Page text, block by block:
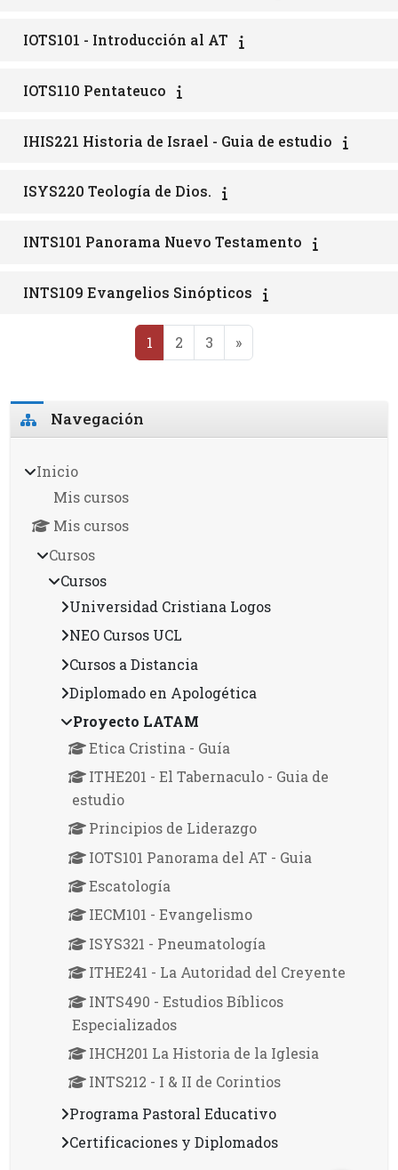
IOTS101 - Introducción al AT
IOTS110 Pentateuco
IHIS221 Historia de Israel - Guia de estudio
ISYS220 Teología de Dios.
INTS101 Panorama Nuevo Testamento
INTS109 Evangelios Sinópticos
1 Página 1
2Página 2
3Página 3
»Página siguiente
Bloques
Omitir Navegación
Navegación
Inicio
Mis cursos
Mis cursos
Cursos
Cursos
Universidad Cristiana Logos
NEO Cursos UCL
Cursos a Distancia
Diplomado en Apologética
Proyecto LATAM
Etica Cristina - Guía
ITHE201 - El Tabernaculo - Guia de
estudio
Principios de Liderazgo
IOTS101 Panorama del AT - Guia
Escatología
IECM101 - Evangelismo
ISYS321 - Pneumatología
ITHE241 - La Autoridad del Creyente
INTS490 - Estudios Bíblicos
Especializados
IHCH201 La Historia de la Iglesia
INTS212 - I & II de Corintios
Programa Pastoral Educativo
Certificaciones y Diplomados